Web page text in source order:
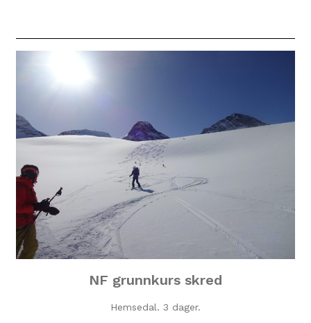
NF grunnkurs skred
Hemsedal. 3 dager.